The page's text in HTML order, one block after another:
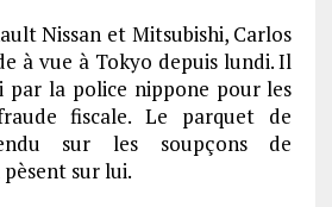
Nissan et Mitsubishi, Carlos
à vue à Tokyo depuis lundi. Il
par la police nippone pour les
fiscale. Le parquet de
sur les soupçons de
sur lui.